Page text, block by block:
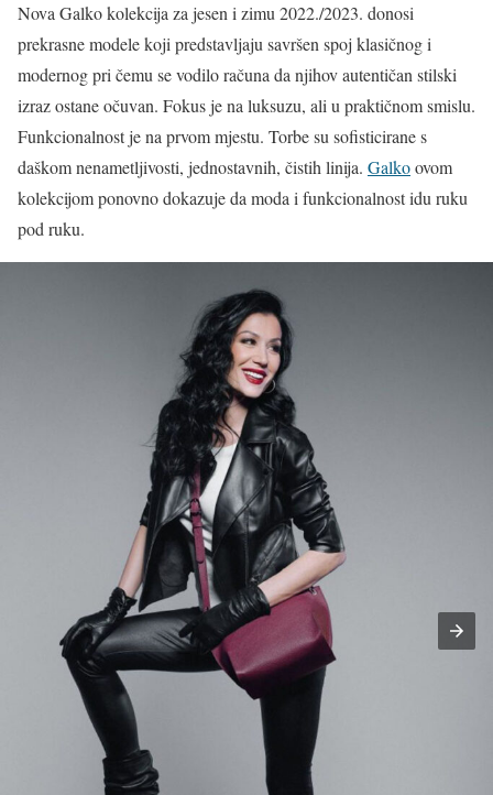
Nova Galko kolekcija za jesen i zimu 2022./2023. donosi
prekrasne modele koji predstavljaju savršen spoj klasičnog i
modernog pri čemu se vodilo računa da njihov autentičan stilski
izraz ostane očuvan. Fokus je na luksuzu, ali u praktičnom smislu.
Funkcionalnost je na prvom mjestu. Torbe su sofisticirane s
daškom nenametljivosti, jednostavnih, čistih linija. Galkoovom
kolekcijom ponovno dokazuje da moda i funkcionalnost idu ruku
pod ruku.